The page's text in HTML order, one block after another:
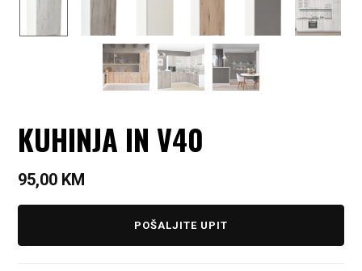
KUHINJA IN V40
95,00 KM
POŠALJITE UPIT